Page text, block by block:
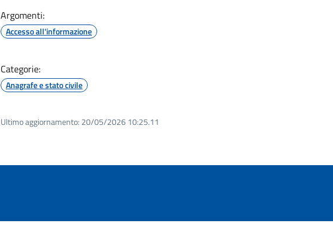
Argomenti:
Accesso all'informazione
Categorie:
Anagrafe e stato civile
Ultimo aggiornamento: 20/05/2026 10:25.11